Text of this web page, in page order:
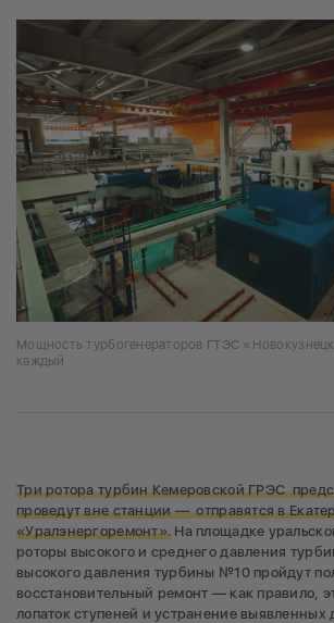
Мощность турбогенераторов ГТЭС
каждый
Три ротора турбин Кемеровской ГРЭС
проведут вне станции — отправятся в
«Уралэнергоремонт». На площадке
роторы высокого и среднего давления
высокого давления турбины №10 пройдут
восстановительный ремонт — как правило,
лопаток ступеней и устранение выявленных